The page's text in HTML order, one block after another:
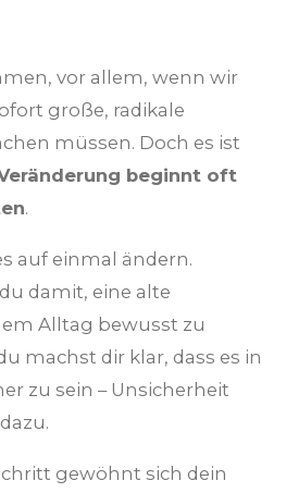
vor allem, wenn wir
große, radikale
müssen. Doch es ist
beginnt oft
.
auf einmal ändern.
damit, eine alte
Alltag bewusst zu
machst dir klar, dass es in
zu sein – Unsicherheit
gewöhnt sich dein